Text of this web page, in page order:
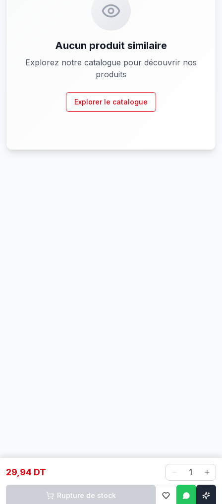
Aucun produit similaire
Explorez notre catalogue pour découvrir nos
produits
Explorer le catalogue
29,94 DT 1
Rupture de stock